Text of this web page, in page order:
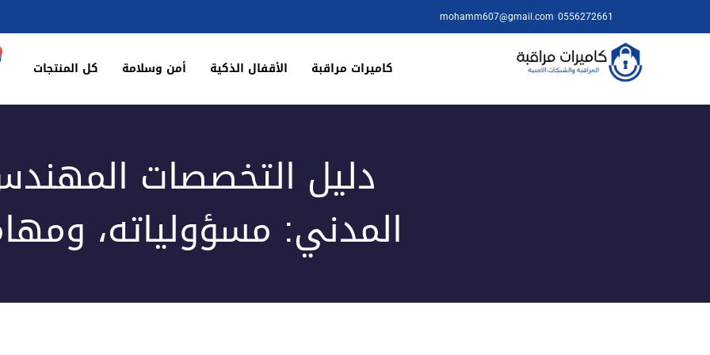
0556272661
mohamm607@gmail.com
كاميرات مراقبة الأقفال الذكية أمن وسلامة كل المنتجات
دليل التخصصات
المدني: مسؤولياته،